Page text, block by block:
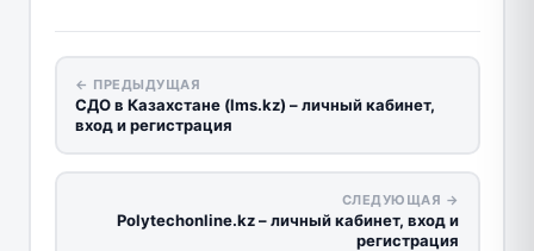
← ПРЕДЫДУЩАЯ
СДО в Казахстане (lms.kz) – личный кабинет,
вход и регистрация
СЛЕДУЮЩАЯ →
Polytechonline.kz – личный кабинет, вход и
регистрация